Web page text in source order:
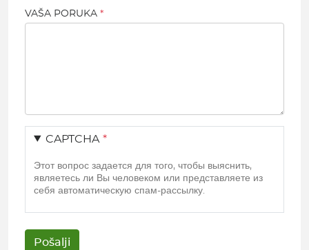
VAŠA PORUKA
CAPTCHA
Этот вопрос задается для того, чтобы выяснить,
являетесь ли Вы человеком или представляете из
себя автоматическую спам-рассылку.